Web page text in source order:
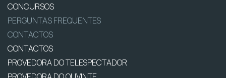
CONCURSOS
PERGUNTAS FREQUENTES
CONTACTOS
CONTACTOS
PROVEDORA DO TELESPECTADOR